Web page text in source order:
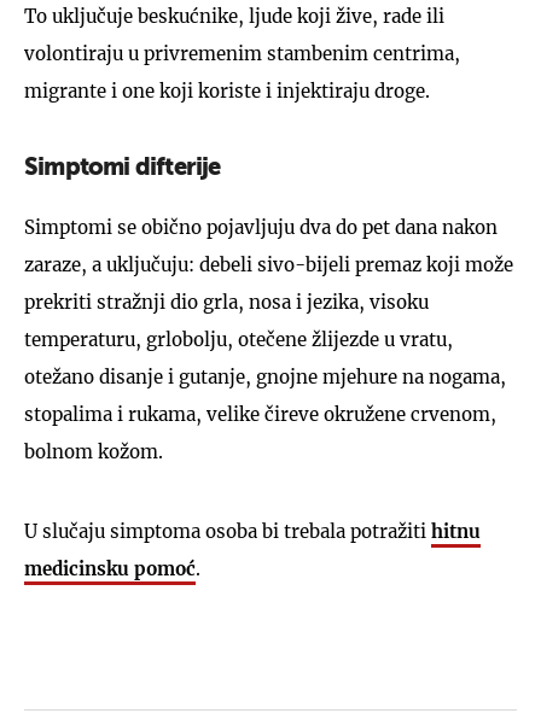
To uključuje beskućnike, ljude koji žive, rade ili
volontiraju u privremenim stambenim centrima,
migrante i one koji koriste i injektiraju droge.
Simptomi difterije
Simptomi se obično pojavljuju dva do pet dana nakon
zaraze, a uključuju: debeli sivo-bijeli premaz koji može
prekriti stražnji dio grla, nosa i jezika, visoku
temperaturu, grlobolju, otečene žlijezde u vratu,
otežano disanje i gutanje, gnojne mjehure na nogama,
stopalima i rukama, velike čireve okružene crvenom,
bolnom kožom.
U slučaju simptoma osoba bi trebala potražiti hitnu
medicinsku pomoć.